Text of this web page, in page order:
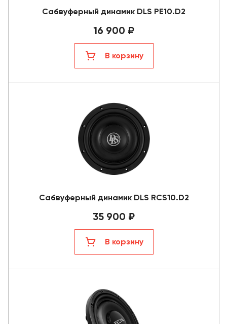
Сабвуферный динамик DLS PE10.D2
16 900 ₽
В корзину
Сабвуферный динамик DLS RCS10.D2
35 900 ₽
В корзину